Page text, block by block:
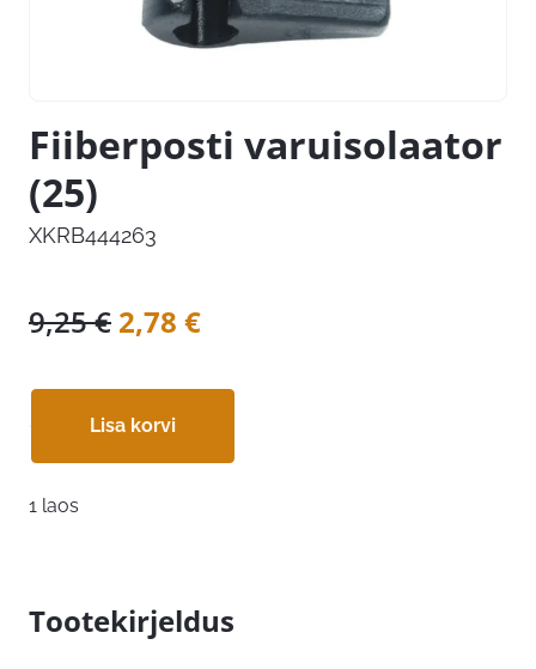
Fiiberposti varuisolaator
(25)
XKRB444263
9,25€ Algne
oli:
9,25 €.
2,78 €Praegune
on:
Lisa korvi
1 laos
Tootekirjeldus